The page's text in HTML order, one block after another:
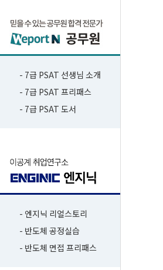
- 7급 PSAT 선생님 소개
- 7급 PSAT 프리패스
- 7급 PSAT 도서
- 엔지닉 리얼스토리
- 반도체 공정실습
- 반도체 면접 프리패스